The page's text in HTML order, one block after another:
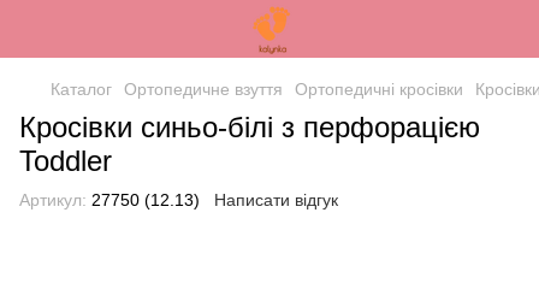
Каталог Ортопедичне взуття Ортопедичні кросівки
Кросівки синьо-білі з перфорацією
Toddler
Артикул: 27750 (12.13) Написати відгук